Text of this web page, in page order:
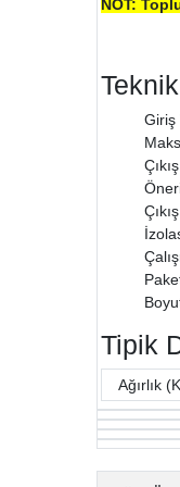
NOT:
Giriş
Tipik
Ağırlık